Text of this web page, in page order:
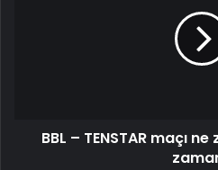
BBL – TENSTAR maçı